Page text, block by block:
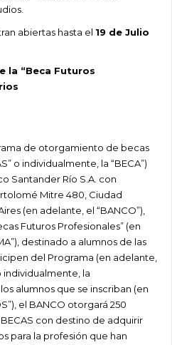
abiertas hasta el 19 de Julio
la “Beca Futuros
de otorgamiento de becas
o individualmente, la “BECA”)
Santander Río S.A. con
Mitre 480, Ciudad
(en adelante, el “BANCO”),
Futuros Profesionales” (en
destinado a alumnos de las
del Programa (en adelante,
individualmente, la
los alumnos que se inscriban (en
el BANCO otorgará 250
con destino de adquirir
para la profesión que han